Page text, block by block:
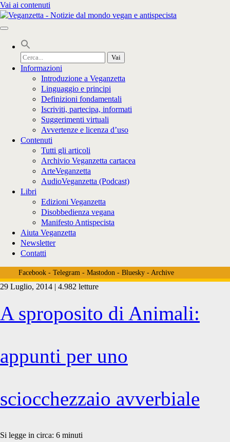
Vai ai contenuti
Cerca
per:
Informazioni
Introduzione a Veganzetta
Linguaggio e principi
Definizioni fondamentali
Iscriviti, partecipa, informati
Suggerimenti virtuali
Avvertenze e licenza d’uso
Contenuti
Tutti gli articoli
Archivio Veganzetta cartacea
ArteVeganzetta
AudioVeganzetta (Podcast)
Libri
Edizioni Veganzetta
Disobbedienza vegana
Manifesto Antispecista
Aiuta Veganzetta
Newsletter
Contatti
Facebook- Telegram- Mastodon- Bluesky- Archive
Tag:
<span>luoghi
comuni
e
29 Luglio, 2014 | 4.982 letture
A sproposito di Animali:
appunti per uno
sciocchezzaio avverbiale
Si legge in circa: 6 minuti